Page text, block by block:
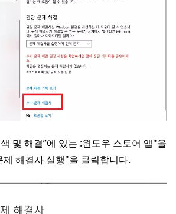
및 해결”에 있는 :윈도우 스토어 앱"을
제 해결사 실행"을 클릭합니다.